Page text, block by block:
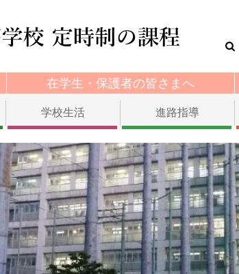
在学生・保護者の皆さまへ
学校生活 進路指導